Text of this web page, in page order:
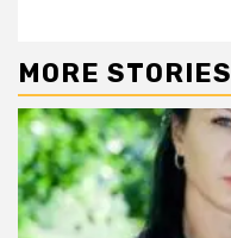
MORE STORIES